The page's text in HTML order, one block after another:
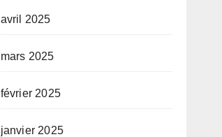
avril 2025
mars 2025
février 2025
janvier 2025